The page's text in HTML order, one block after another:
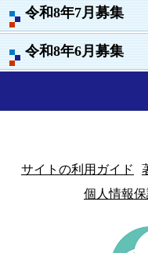
令和8年7月募集
令和8年6月募集
サイトの利用ガイド
個人情報